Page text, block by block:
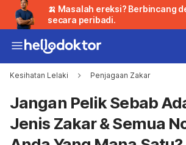
🍌 Masalah ereksi? Berbincang
secara peribadi.
Kesihatan Lelaki Penjagaan Zakar
Jangan Pelik Sebab
Jenis Zakar & Semua